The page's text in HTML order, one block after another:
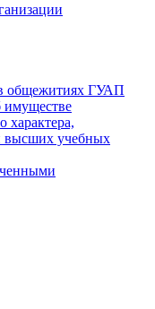
общежитиях ГУАП
имуществе
характера,
высших учебных